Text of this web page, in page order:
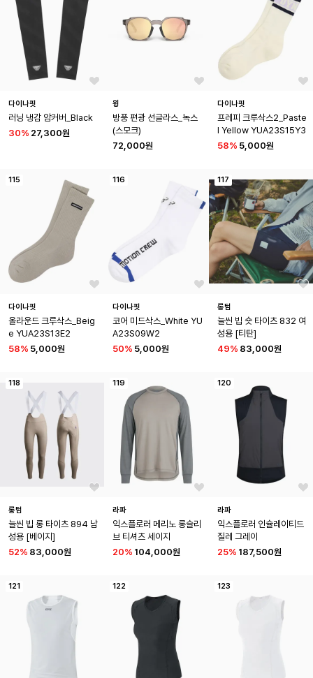
다이나핏
러닝 냉감 암커버_Black
30% 27,300원
윙
방풍 편광 선글라스_녹스
(스모크)
72,000원
다이나핏
프레피 크루삭스2_Paste
l Yellow YUA23S15Y3
58% 5,000원
115
다이나핏
올라운드 크루삭스_Beig
e YUA23S13E2
58% 5,000원
116
다이나핏
코어 미드삭스_White YU
A23S09W2
50% 5,000원
117
롱텀
늘씬 빕 숏 타이츠 832 여
성용 [티탄]
49% 83,000원
118
롱텀
늘씬 빕 롱 타이츠 894 남
성용 [베이지]
52% 83,000원
119
라파
익스플로러 메리노 롱슬리
브 티셔츠 세이지
20% 104,000원
120
라파
익스플로러 인슐레이티드
질레 그레이
25% 187,500원
121 122 123